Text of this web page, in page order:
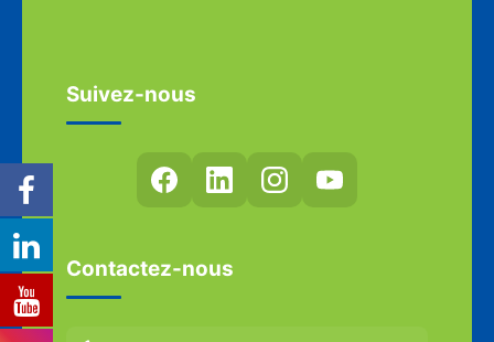
Suivez-nous
Contactez-nous